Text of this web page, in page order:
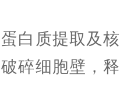
白质提取及
碎细胞壁，